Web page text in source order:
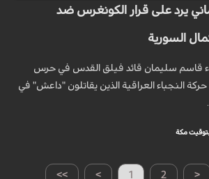
يرد على قرار الكونغرس ضد
السورية
قاسم سليمان قائد فيلق القدس في حرس
حركة النجباء العراقية الذين يقاتلون "داعش" في
>> > 1 2 <